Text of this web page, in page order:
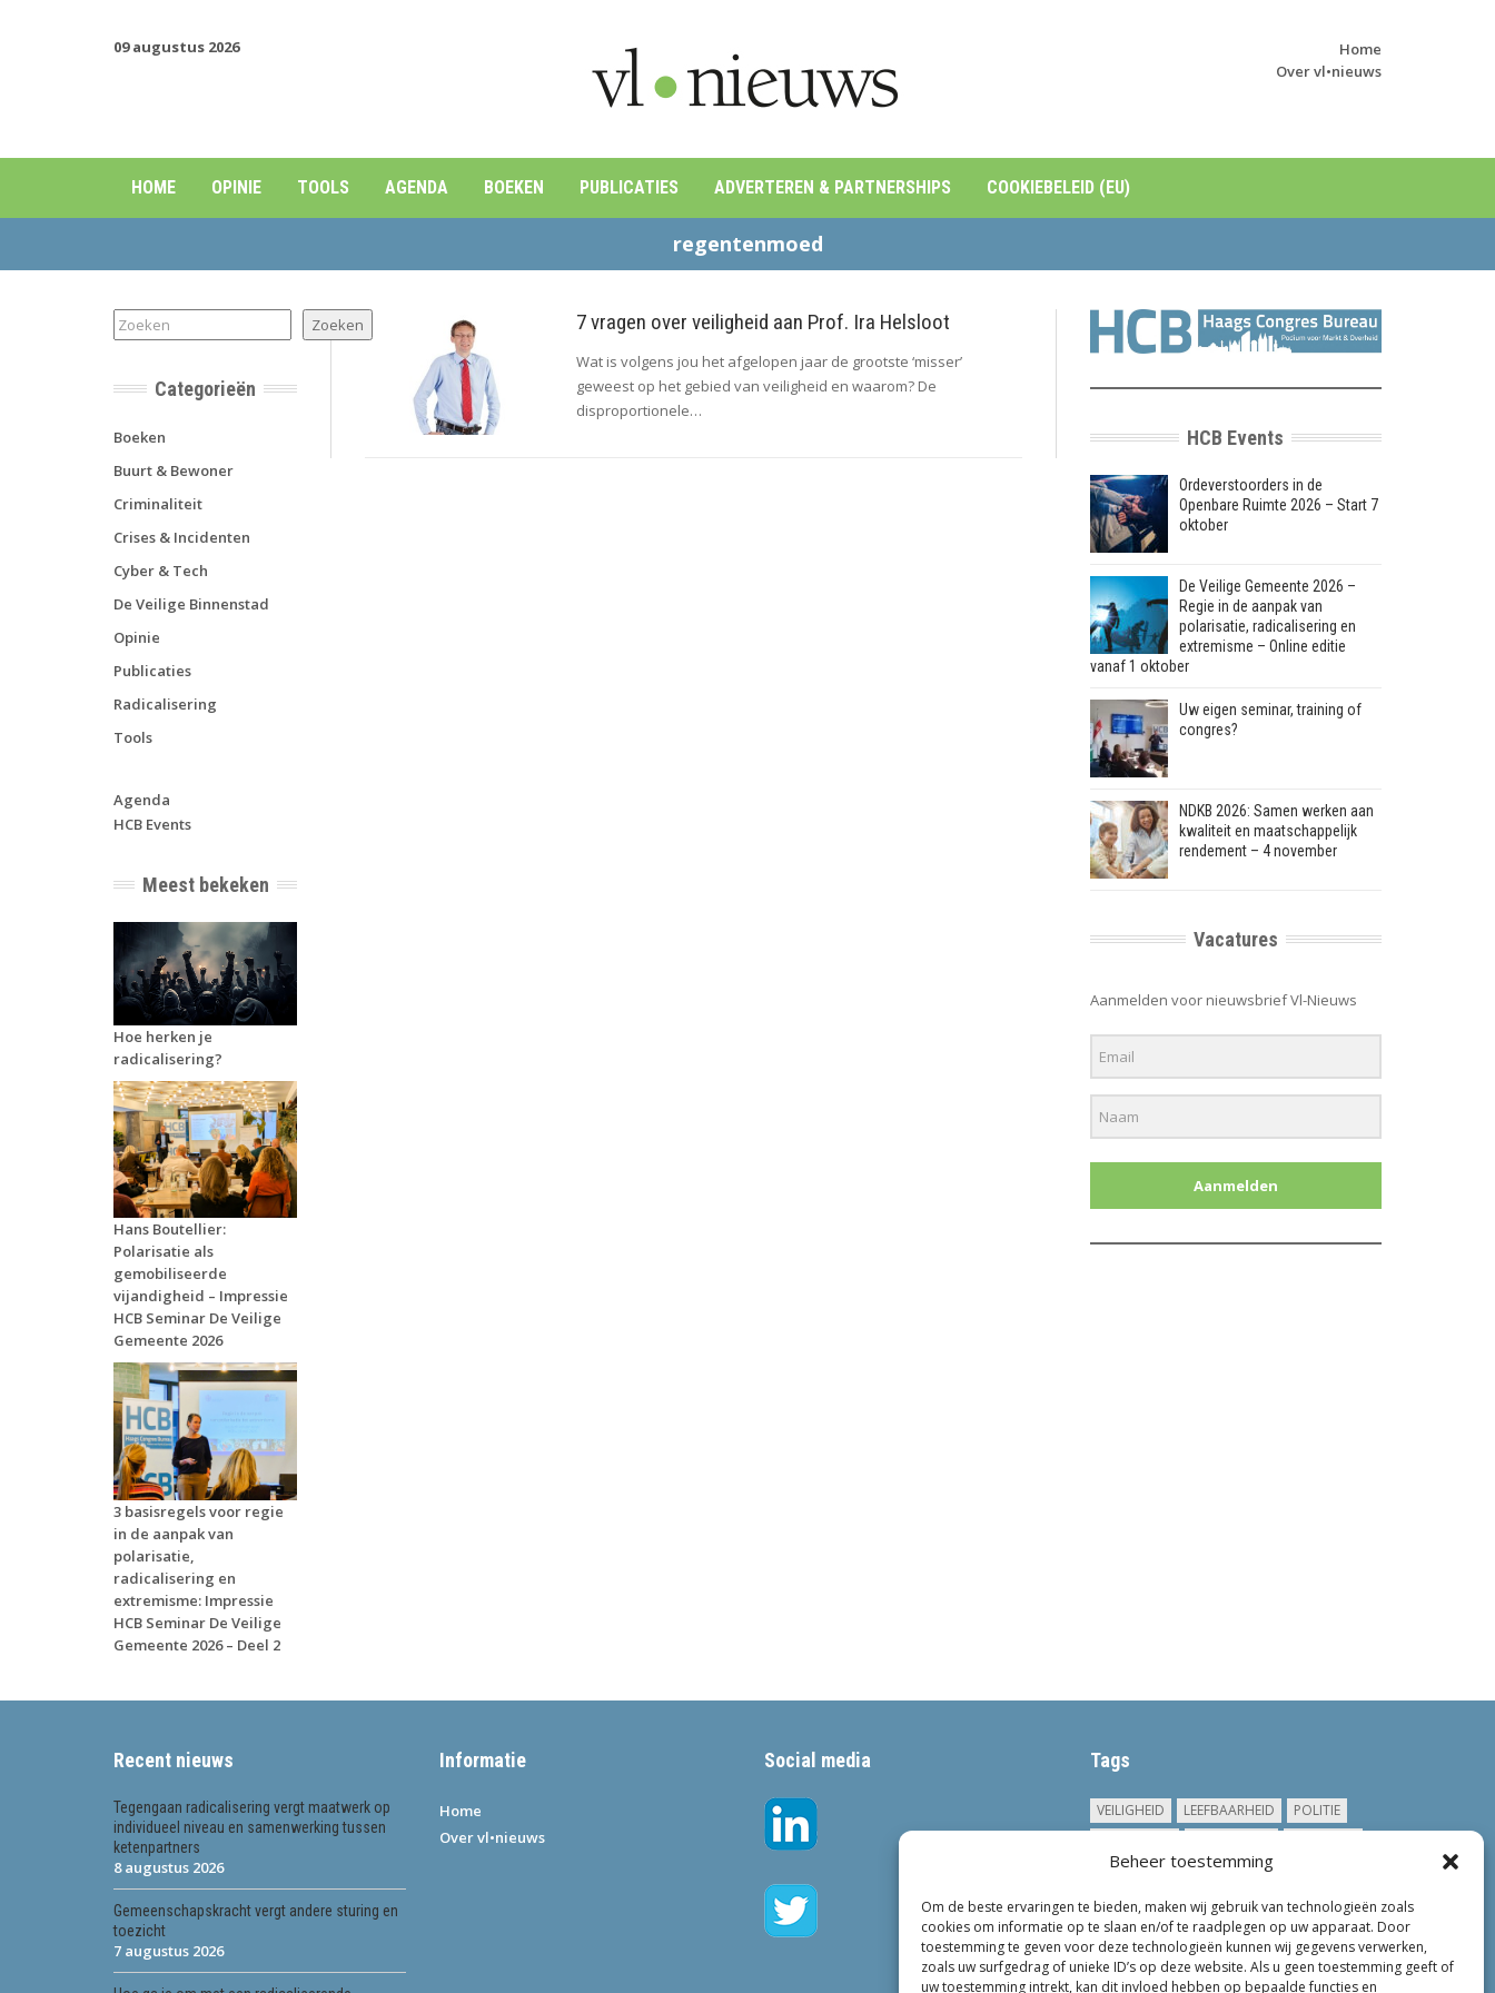
Beheer toestemming
Om de beste ervaringen te bieden, maken wij gebruik van technologieën zoals
cookies om informatie op te slaan en/of te raadplegen op uw apparaat. Door
toestemming te geven voor deze technologieën kunnen wij gegevens verwerken,
zoals uw surfgedrag of unieke ID’s op deze website. Als u geen toestemming geeft of
uw toestemming intrekt, kan dit invloed hebben op bepaalde functies en
09 augustus 2026
Home
Over vl•nieuws
HOME OPINIE TOOLS AGENDA BOEKEN PUBLICATIES ADVERTEREN & PARTNERSHIPS COOKIEBELEID (EU)
regentenmoed
7 vragen over veiligheid aan Prof. Ira Helsloot
Wat is volgens jou het afgelopen jaar de grootste ‘misser’
geweest op het gebied van veiligheid en waarom? De
disproportionele…
Zoeken Zoeken
Categorieën
Boeken
Buurt & Bewoner
Criminaliteit
Crises & Incidenten
Cyber & Tech
De Veilige Binnenstad
Opinie
Publicaties
Radicalisering
Tools
Agenda
HCB Events
Meest bekeken
Hoe herken je
radicalisering?
Hans Boutellier:
Polarisatie als
gemobiliseerde
vijandigheid – Impressie
HCB Seminar De Veilige
Gemeente 2026
3 basisregels voor regie
in de aanpak van
polarisatie,
radicalisering en
extremisme: Impressie
HCB Seminar De Veilige
Gemeente 2026 – Deel 2
HCB Events
Ordeverstoorders in de
Openbare Ruimte 2026 – Start 7
oktober
De Veilige Gemeente 2026 –
Regie in de aanpak van
polarisatie, radicalisering en
extremisme – Online editie
vanaf 1 oktober
Uw eigen seminar, training of
congres?
NDKB 2026: Samen werken aan
kwaliteit en maatschappelijk
rendement – 4 november
Vacatures
Aanmelden voor nieuwsbrief Vl-Nieuws
Aanmelden
Recent nieuws
Tegengaan radicalisering vergt maatwerk op
individueel niveau en samenwerking tussen
ketenpartners
8 augustus 2026
Gemeenschapskracht vergt andere sturing en
toezicht
7 augustus 2026
Informatie
Home
Over vl•nieuws
Social media Tags
VEILIGHEID LEEFBAARHEID
POLITIE
TOEZICHT
KINDEROPVANG
CRIMINALITEIT
PRIVACY
OM
KINDEREN
NEDERLAND ONDERMIJNING